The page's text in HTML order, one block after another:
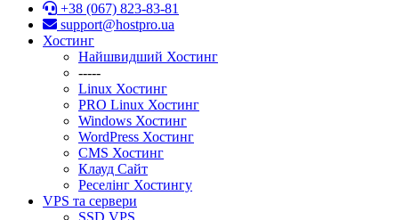
+38 (067) 823-83-81
support@hostpro.ua
Хостинг
Найшвидший Хостинг
-----
Linux Хостинг
PRO Linux Хостинг
Windows Хостинг
WordPress Хостинг
CMS Хостинг
Клауд Сайт
Реселінг Хостингу
VPS та сервери
SSD VPS